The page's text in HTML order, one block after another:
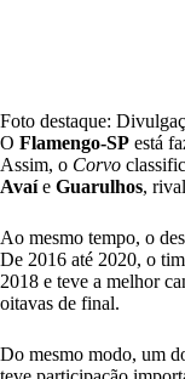
Foto destaque:
O Flamengo-SP está
Assim, o Corvo
Avaíe Guarulhos,
Ao mesmo tempo, o
De 2016 até 2020, o
2018 e teve a melhor
oitavas de final.
Do mesmo modo, um